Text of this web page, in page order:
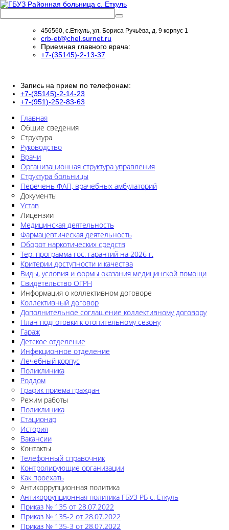
456560, с.Еткуль, ул. Бориса Ручьёва, д. 9 корпус 1
crb-et@chel.surnet.ru
Приемная главного врача:
+7-(35145)-2-13-37
Запись на прием по телефонам:
+7-(35145)-2-14-23
+7-(951)-252-83-63
Главная
Общие сведения
Структура
Руководство
Врачи
Организационная структура управления
Структура больницы
Перечень ФАП, врачебных амбулаторий
Документы
Устав
Лицензии
Медицинская деятельность
Фармацевтическая деятельность
Оборот наркотических средств
Тер. программа гос. гарантий на 2026 г.
Критерии доступности и качества
Виды, условия и формы оказания медицинской помощи
Свидетельство ОГРН
Информация о коллективном договоре
Коллективный договор
Дополнительное соглашение коллективному договору
План подготовки к отопительному сезону
Гараж
Детское отделение
Инфекционное отделение
Лечебный корпус
Поликлиника
Роддом
График приема граждан
Режим работы
Поликлиника
Стационар
История
Вакансии
Контакты
Телефонный справочник
Контролирующие организации
Как проехать
Антикоррупционная политика
Антикоррупционная политика ГБУЗ РБ с. Еткуль
Приказ № 135 от 28.07.2022
Приказ № 135-2 от 28.07.2022
Приказ № 135-3 от 28.07.2022